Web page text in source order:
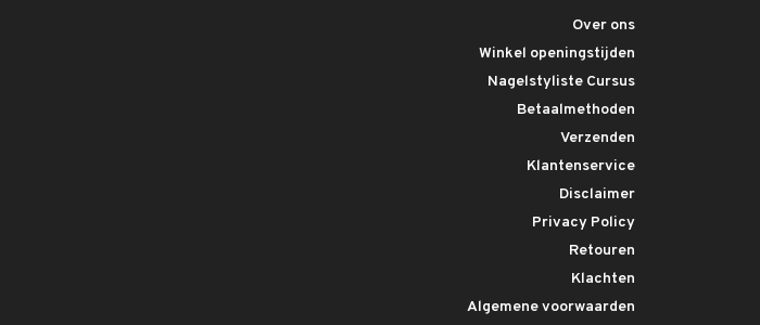
Over ons
Winkel openingstijden
Nagelstyliste Cursus
Betaalmethoden
Verzenden
Klantenservice
Disclaimer
Privacy Policy
Retouren
Klachten
Algemene voorwaarden